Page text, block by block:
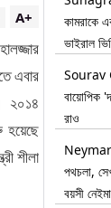
A+
এবার
২০১৪
হয়েছে
শীলা
কামরাকে
ভাইরাল
Sourav
বায়োপিক
রাও
Neymar
পথচলা,
বয়সী